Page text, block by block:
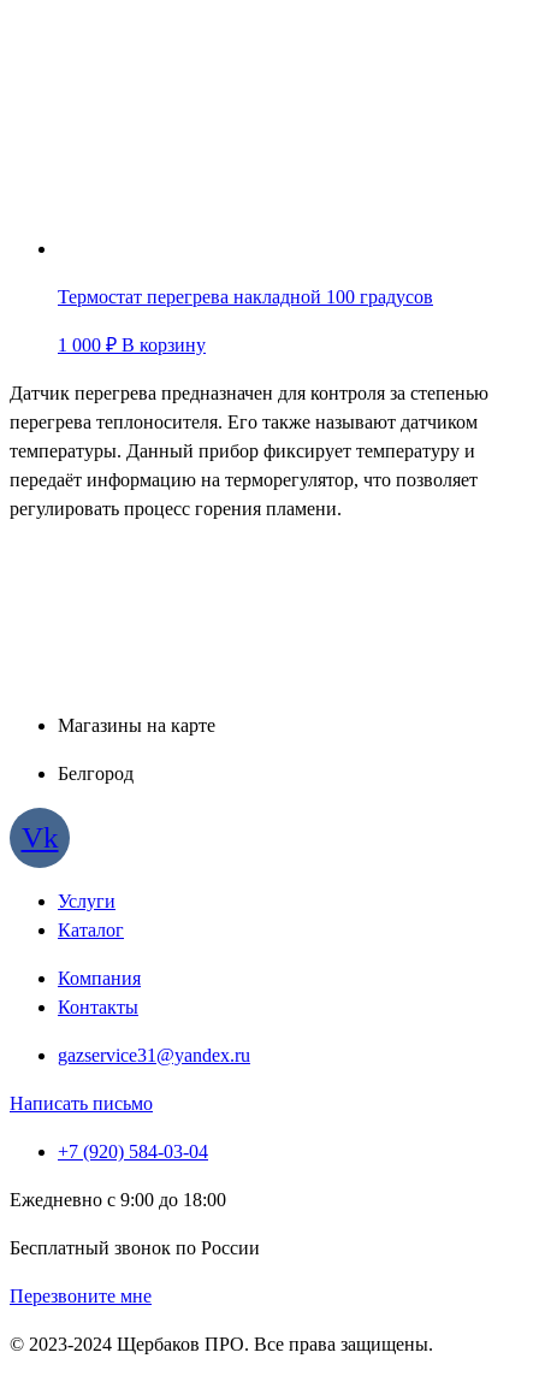
Термостат перегрева накладной 100 градусов
1 000 ₽ В корзину
Датчик перегрева предназначен для контроля за степенью
перегрева теплоносителя. Его также называют датчиком
температуры. Данный прибор фиксирует температуру и
передаёт информацию на терморегулятор, что позволяет
регулировать процесс горения пламени.
Магазины на карте
Белгород
Vk
Услуги
Каталог
Компания
Контакты
gazservice31@yandex.ru
Написать письмо
+7 (920) 584-03-04
Ежедневно с 9:00 до 18:00
Бесплатный звонок по России
Перезвоните мне
© 2023-2024 Щербаков ПРО. Все права защищены.